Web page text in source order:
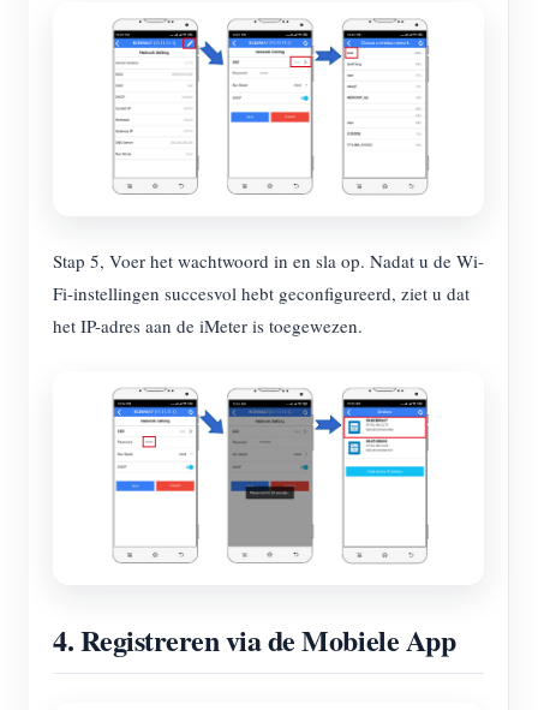
Stap 5, Voer het wachtwoord in en sla op. Nadat u de Wi-
Fi-instellingen succesvol hebt geconfigureerd, ziet u dat
het IP-adres aan de iMeter is toegewezen.
4. Registreren via de Mobiele App